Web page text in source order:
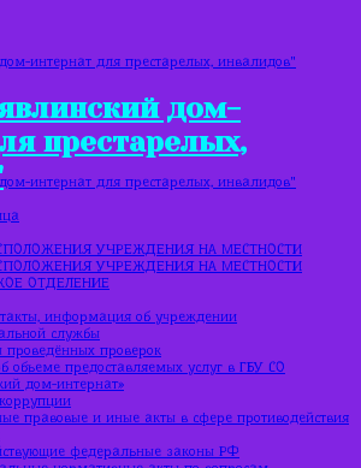
дом-
престарелых,
УЧРЕЖДЕНИЯ НА МЕСТНОСТИ
УЧРЕЖДЕНИЯ НА МЕСТНОСТИ
ОТДЕЛЕНИЕ
информация об учреждении
службы
проведённых проверок
объеме предоставляемых услуг в ГБУ СО
дом-интернат»
правовые и иные акты в сфере противодействия
федеральные законы РФ